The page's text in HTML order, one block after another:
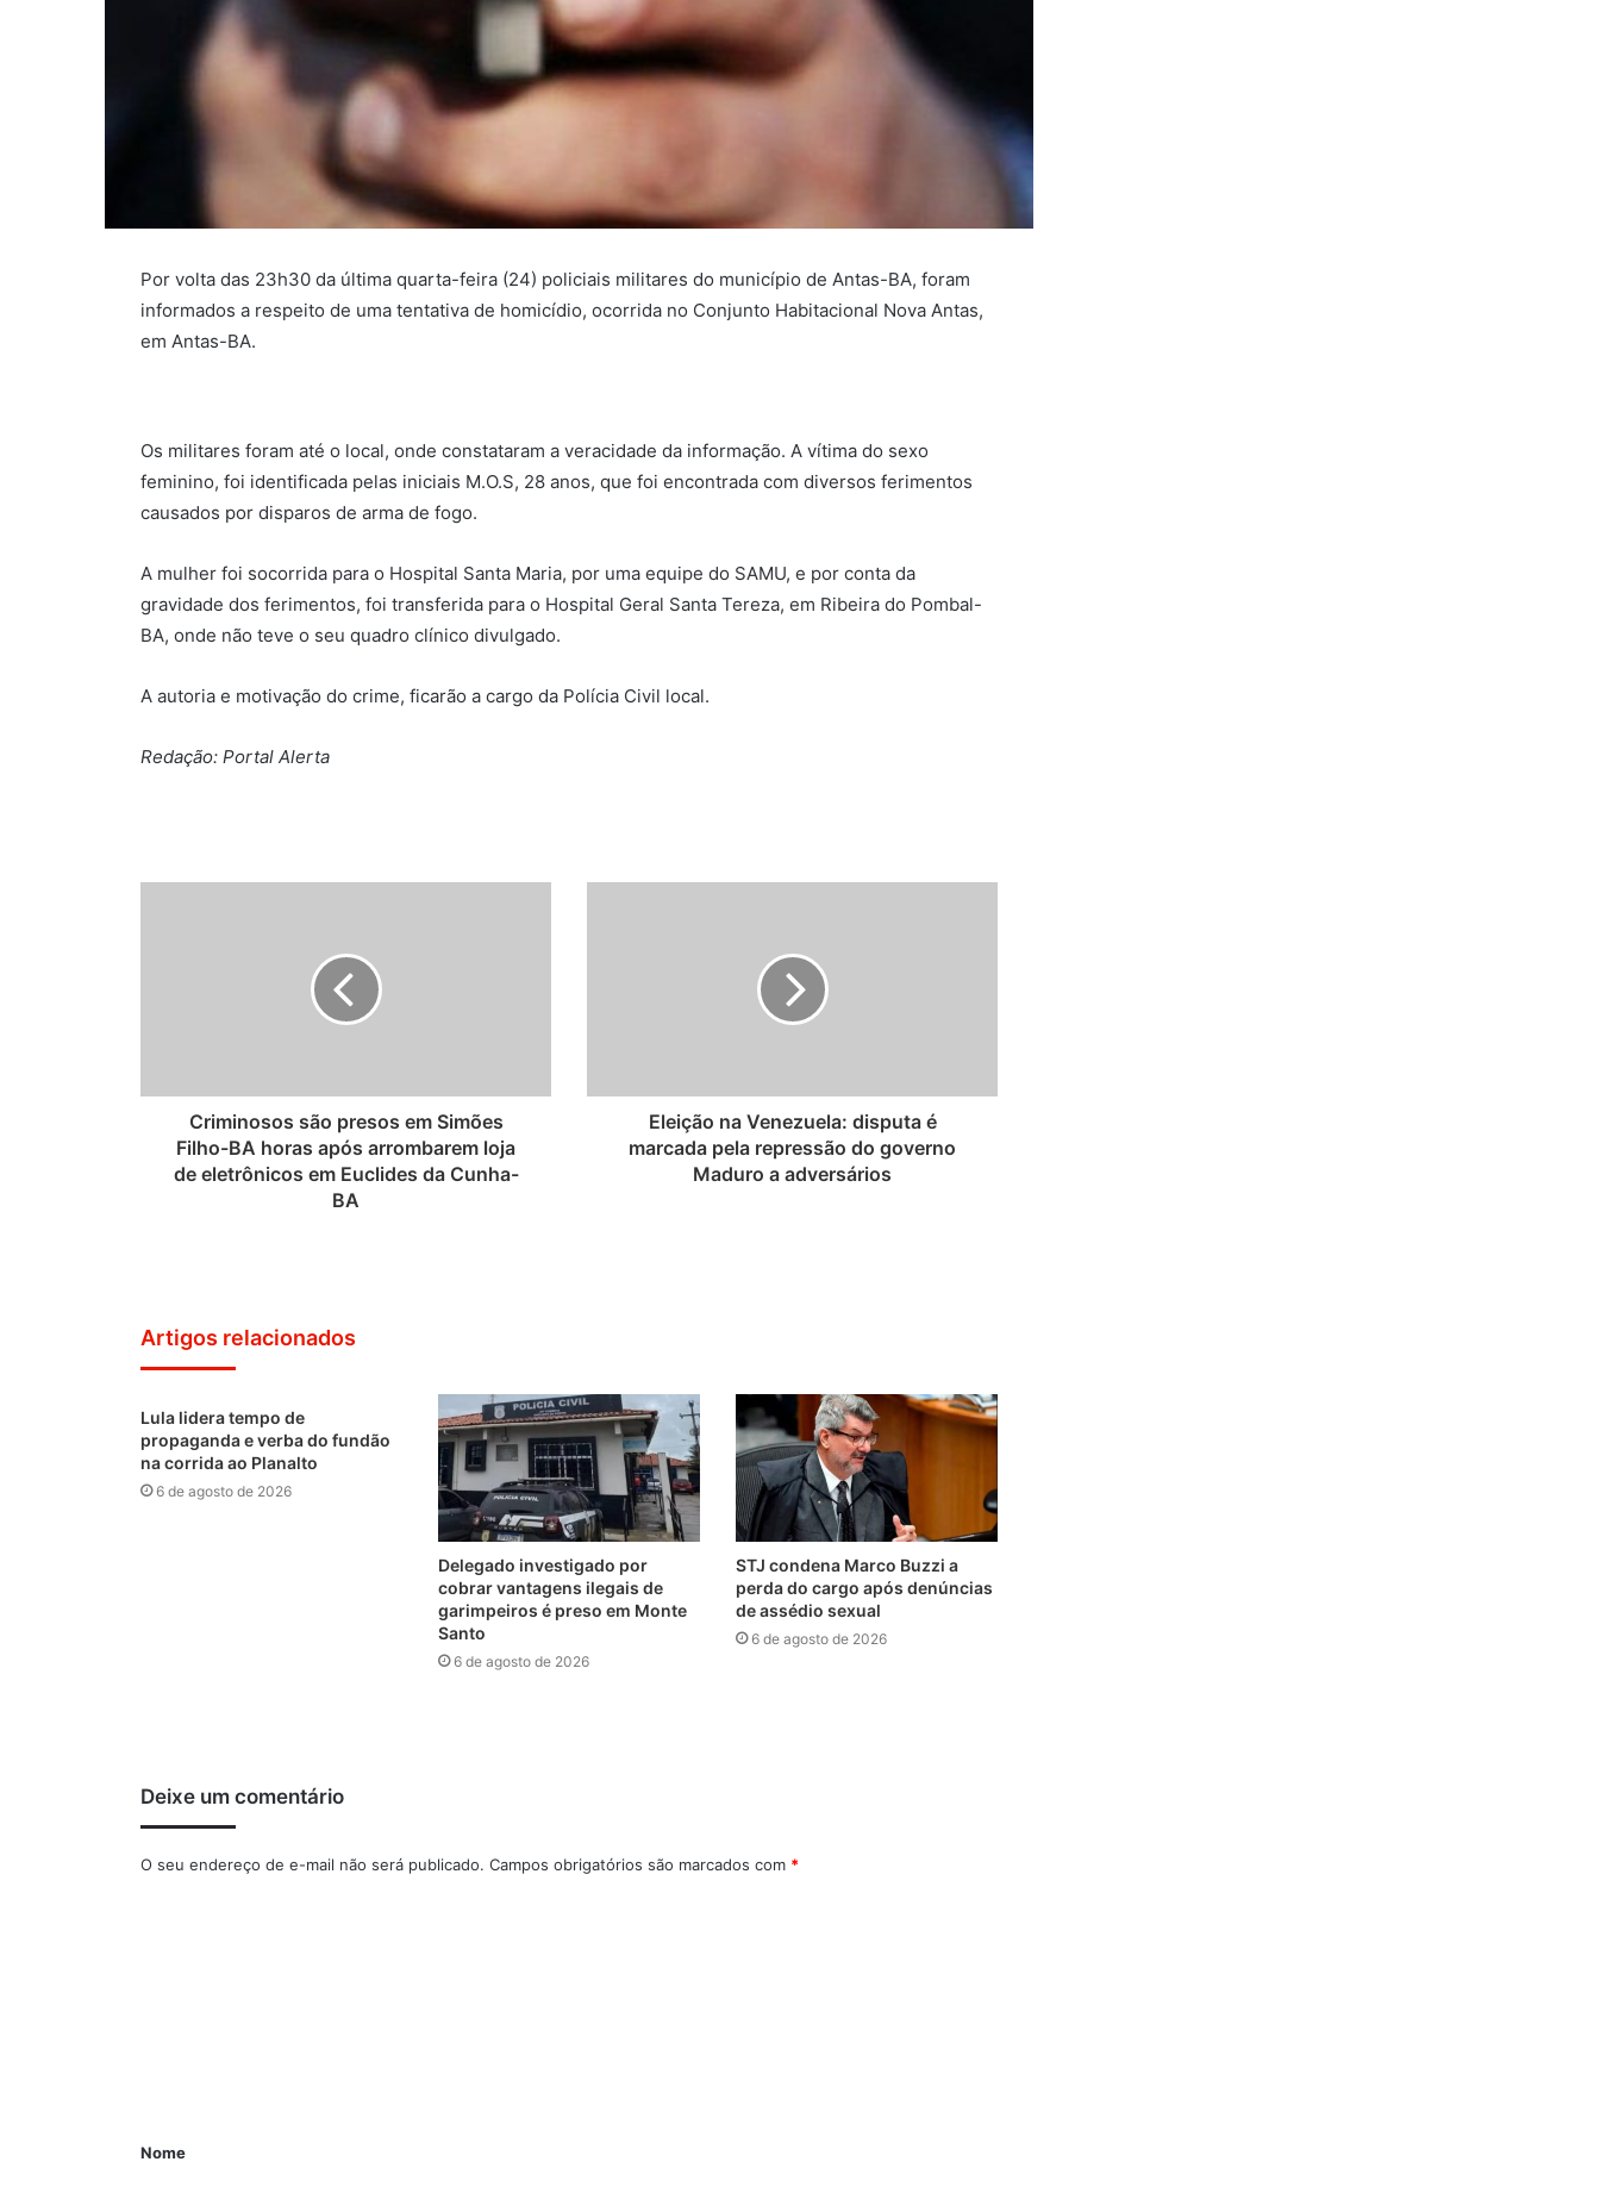
Por volta das 23h30 da última quarta-feira (24) policiais militares do município de Antas-BA, foram
informados a respeito de uma tentativa de homicídio, ocorrida no Conjunto Habitacional Nova Antas,
em Antas-BA.
Os militares foram até o local, onde constataram a veracidade da informação. A vítima do sexo
feminino, foi identificada pelas iniciais M.O.S, 28 anos, que foi encontrada com diversos ferimentos
causados por disparos de arma de fogo.
A mulher foi socorrida para o Hospital Santa Maria, por uma equipe do SAMU, e por conta da
gravidade dos ferimentos, foi transferida para o Hospital Geral Santa Tereza, em Ribeira do Pombal-
BA, onde não teve o seu quadro clínico divulgado.
A autoria e motivação do crime, ficarão a cargo da Polícia Civil local.
Redação: Portal Alerta
Criminosos são presos em Simões
Filho-BA horas após arrombarem loja
de eletrônicos em Euclides da Cunha-
BA
Eleição na Venezuela: disputa é
marcada pela repressão do governo
Maduro a adversários
Artigos relacionados
Lula lidera tempo de
propaganda e verba do fundão
na corrida ao Planalto
6 de agosto de 2026
Delegado investigado por
cobrar vantagens ilegais de
garimpeiros é preso em Monte
Santo
6 de agosto de 2026
STJ condena Marco Buzzi a
perda do cargo após denúncias
de assédio sexual
6 de agosto de 2026
Deixe um comentário
O seu endereço de e-mail não será publicado. Campos obrigatórios são marcados com *
Nome